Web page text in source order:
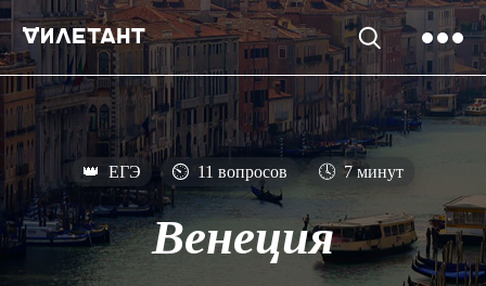
👑 ЕГЭ ⏲ 11 вопросов 🕓 7 минут
Венеция